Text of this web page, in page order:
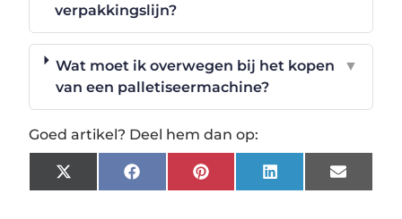
verpakkingslijn?
Wat moet ik overwegen bij het kopen
van een palletiseermachine?
▼
Goed artikel? Deel hem dan op:
X
(Twitter)
FacebookPinterestLinkedInEmail